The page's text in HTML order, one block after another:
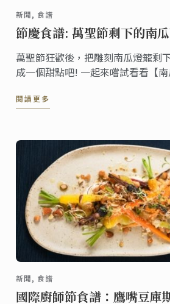
新聞, 食譜
節慶食譜: 萬聖節剩下的南
萬聖節狂歡後，把雕刻南瓜燈籠剩
成一個甜點吧! 一起來嚐試看看【
閱讀更多
新聞, 食譜
國際廚師節食譜：鷹嘴豆庫